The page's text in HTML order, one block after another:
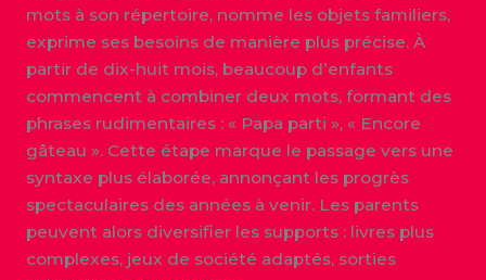
mots à son répertoire, nomme les objets familiers,
exprime ses besoins de manière plus précise. À
partir de dix-huit mois, beaucoup d’enfants
commencent à combiner deux mots, formant des
phrases rudimentaires : « Papa parti », « Encore
gâteau ». Cette étape marque le passage vers une
syntaxe plus élaborée, annonçant les progrès
spectaculaires des années à venir. Les parents
peuvent alors diversifier les supports : livres plus
complexes, jeux de société adaptés, sorties